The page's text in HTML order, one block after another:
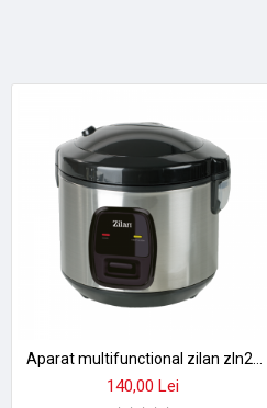
lemn
fine sau pentru încălzirea
Aparat multifunctional zilan zln2793 pentru orez si gatit la abur - 1.5l, 500w, design premium
140,00 Lei